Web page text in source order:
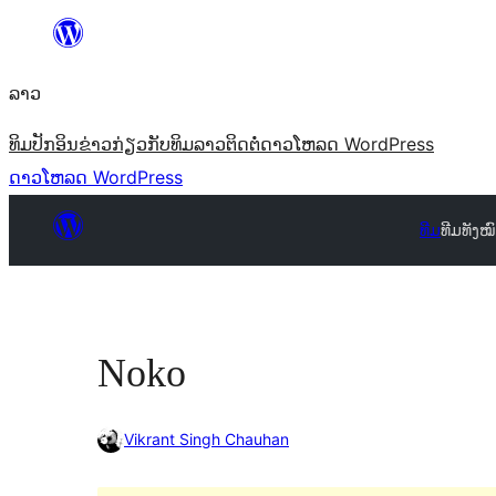
ທີ່
ເນື້ອຫາ
ລາວ
ທິມປັກອິນຂ່າວກ່ຽວກັບທິມລາວຕິດຕໍ່ດາວໂຫລດ WordPress
ດາວໂຫລດ WordPress
ທີມທີມທັງ
Noko
Vikrant Singh Chauhan